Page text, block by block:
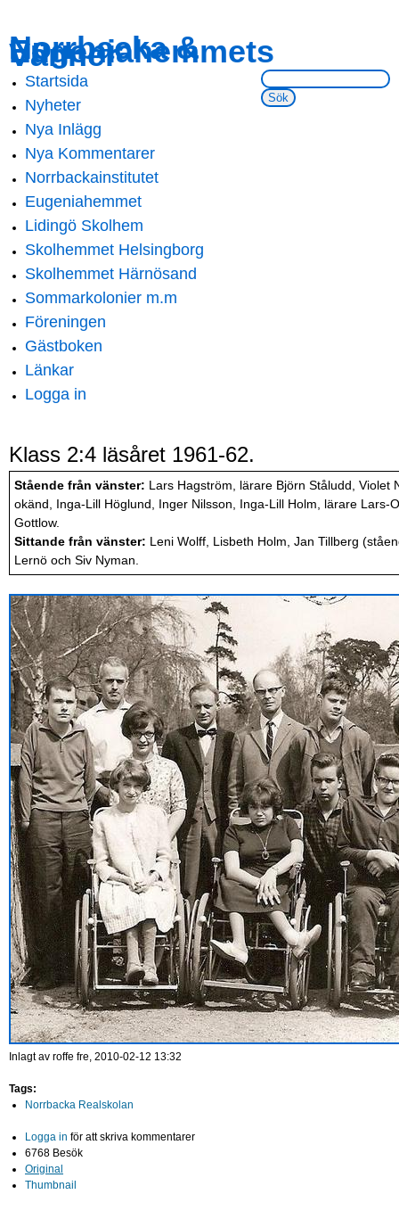
main
content
navigation
Norrbacka &
Eugeniahemmets
Vänner
Sök på webbsidan:
Main menu
Startsida
Nyheter
Nya Inlägg
Nya Kommentarer
Norrbackainstitutet
Eugeniahemmet
Lidingö Skolhem
Skolhemmet Helsingborg
Skolhemmet Härnösand
Sommarkolonier m.m
Föreningen
Gästboken
Länkar
Logga in
Klass 2:4 läsåret 1961-62.
Stående från vänster: Lars Hagström, lärare Björn Ståludd, Violet
okänd, Inga-Lill Höglund, Inger Nilsson, Inga-Lill Holm, lärare Lars-
Gottlow.
Sittande från vänster: Leni Wolff, Lisbeth Holm, Jan Tillberg
Lernö och Siv Nyman.
Inlagt av roffe fre, 2010-02-12 13:32
Tags:
Norrbacka Realskolan
Logga in för att skriva kommentarer
6768 Besök
Original
Thumbnail